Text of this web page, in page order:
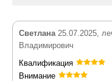
Светлана25.07.2025,
Владимирович
Квалификация
Внимание